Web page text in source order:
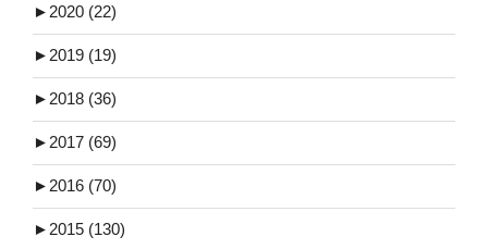
► 2020 (22)
► 2019 (19)
► 2018 (36)
► 2017 (69)
► 2016 (70)
► 2015 (130)